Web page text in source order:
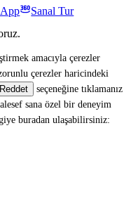
Sanal Tur
amacıyla çerezler
çerezler haricindeki
Reddet
seçeneğine tıklamanız
sana özel bir deneyim
buradan ulaşabilirsiniz: